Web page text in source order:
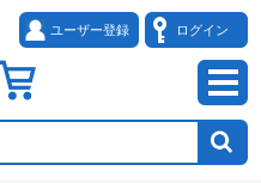
ユーザー登録 ログイン